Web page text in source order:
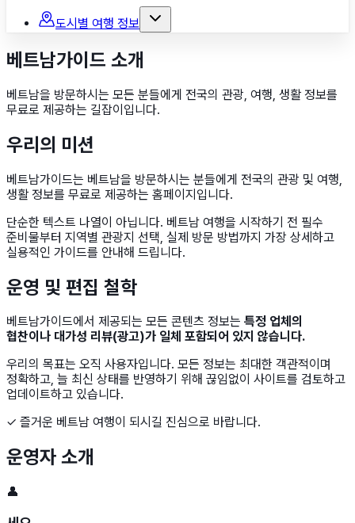
도시별 여행 정보
다낭
나트랑
호치민
하노이
베트남가이드 소개
베트남을 방문하시는 모든 분들에게 전국의 관광, 여행, 생활 정보를
무료로 제공하는 길잡이입니다.
우리의 미션
베트남가이드는 베트남을 방문하시는 분들에게 전국의 관광 및 여행,
생활 정보를 무료로 제공하는 홈페이지입니다.
단순한 텍스트 나열이 아닙니다. 베트남 여행을 시작하기 전 필수
준비물부터 지역별 관광지 선택, 실제 방문 방법까지 가장 상세하고
실용적인 가이드를 안내해 드립니다.
운영 및 편집 철학
베트남가이드에서 제공되는 모든 콘텐츠 정보는 특정 업체의
협찬이나 대가성 리뷰(광고)가 일체 포함되어 있지 않습니다.
우리의 목표는 오직 사용자입니다. 모든 정보는 최대한 객관적이며
정확하고, 늘 최신 상태를 반영하기 위해 끊임없이 사이트를 검토하고
업데이트하고 있습니다.
✓ 즐거운 베트남 여행이 되시길 진심으로 바랍니다.
운영자 소개
👤